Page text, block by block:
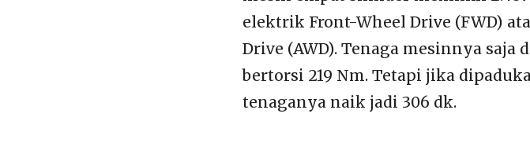
elektrik Front-Wheel Drive (FWD)
Drive (AWD). Tenaga mesinnya
bertorsi 219 Nm. Tetapi jika
tenaganya naik jadi 306 dk.